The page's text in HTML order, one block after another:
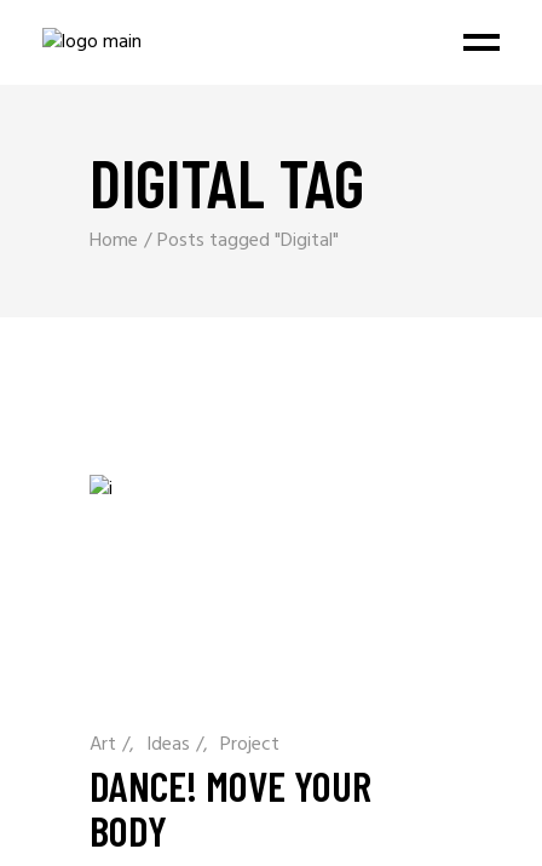
DIGITAL TAG
Home Posts tagged "Digital"
Art / Ideas / Project
DANCE! MOVE YOUR
BODY